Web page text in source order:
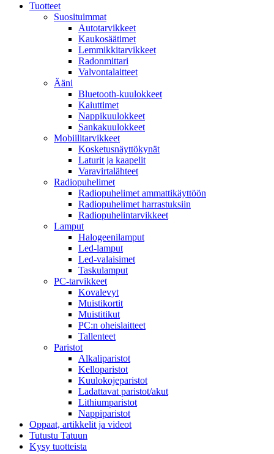
Tuotteet
Suosituimmat
Autotarvikkeet
Kaukosäätimet
Lemmikkitarvikkeet
Radonmittari
Valvontalaitteet
Ääni
Bluetooth-kuulokkeet
Kaiuttimet
Nappikuulokkeet
Sankakuulokkeet
Mobiilitarvikkeet
Kosketusnäyttökynät
Laturit ja kaapelit
Varavirtalähteet
Radiopuhelimet
Radiopuhelimet ammattikäyttöön
Radiopuhelimet harrastuksiin
Radiopuhelintarvikkeet
Lamput
Halogeenilamput
Led-lamput
Led-valaisimet
Taskulamput
PC-tarvikkeet
Kovalevyt
Muistikortit
Muistitikut
PC:n oheislaitteet
Tallenteet
Paristot
Alkaliparistot
Kelloparistot
Kuulokojeparistot
Ladattavat paristot/akut
Lithiumparistot
Nappiparistot
Oppaat, artikkelit ja videot
Tutustu Tatuun
Kysy tuotteista